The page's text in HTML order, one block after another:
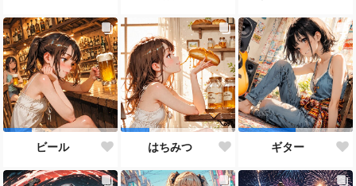
ビール はちみつ ギター